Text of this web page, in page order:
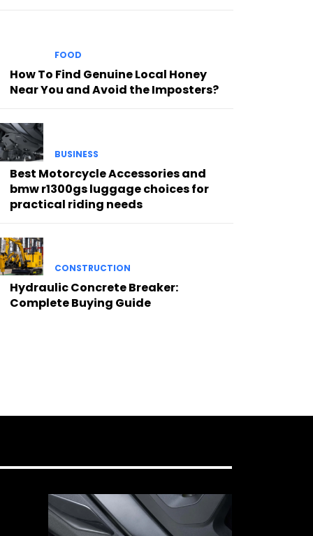
FOOD
How To Find Genuine Local Honey
Near You and Avoid the Imposters?
BUSINESS
Best Motorcycle Accessories and
bmw r1300gs luggage choices for
practical riding needs
CONSTRUCTION
Hydraulic Concrete Breaker:
Complete Buying Guide